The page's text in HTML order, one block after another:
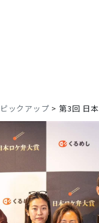
ピックアップ >第3回 日